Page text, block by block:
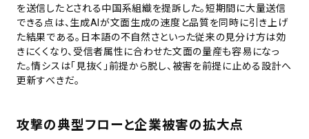
を送信したとされる中国系組織を提訴した。短期間に大量送信
できる点は、生成AIが文面生成の速度と品質を同時に引き上げ
た結果である。日本語の不自然さといった従来の見分け方は効
きにくくなり、受信者属性に合わせた文面の量産も容易になっ
た。情シスは「見抜く」前提から脱し、被害を前提に止める設計へ
更新すべきだ。
攻撃の典型フローと企業被害の拡大点